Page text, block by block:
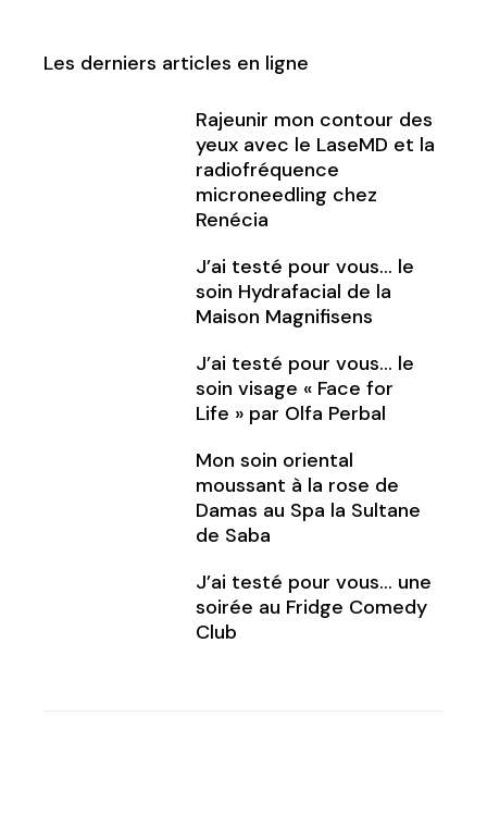
Les derniers articles en ligne
Rajeunir mon contour des
yeux avec le LaseMD et la
radiofréquence
microneedling chez
Renécia
J’ai testé pour vous… le
soin Hydrafacial de la
Maison Magnifisens
J’ai testé pour vous… le
soin visage « Face for
Life » par Olfa Perbal
Mon soin oriental
moussant à la rose de
Damas au Spa la Sultane
de Saba
J’ai testé pour vous… une
soirée au Fridge Comedy
Club